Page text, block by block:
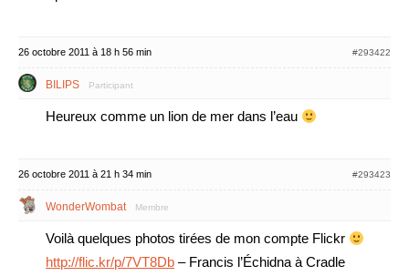
26 octobre 2011 à 18 h 56 min #293422
BILIPS Participant
Heureux comme un lion de mer dans l’eau
26 octobre 2011 à 21 h 34 min #293423
WonderWombat Membre
Voilà quelques photos tirées de mon compte Flickr
http://flic.kr/p/7VT8Db – Francis l’Échidna à Cradle